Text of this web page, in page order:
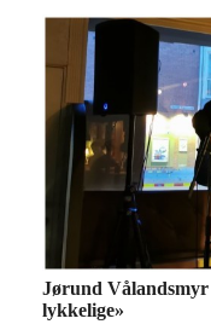
Jørund
lykkelige»